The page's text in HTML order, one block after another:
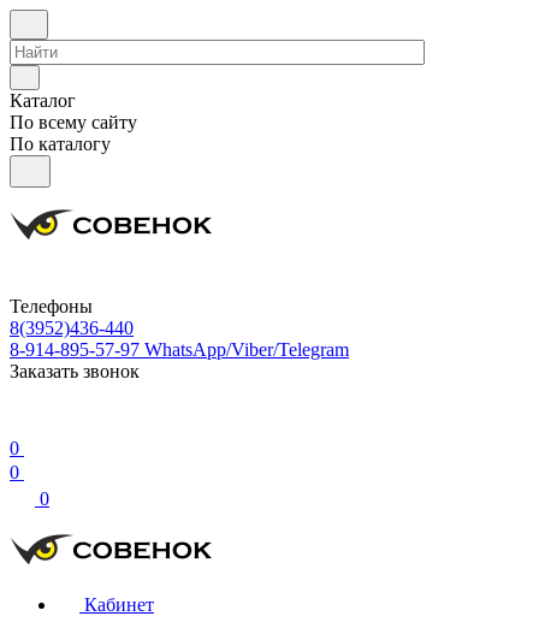
Каталог
По всему сайту
По каталогу
Телефоны
8(3952)436-440
8-914-895-57-97 WhatsApp/Viber/Telegram
Заказать звонок
0
0
0
Кабинет